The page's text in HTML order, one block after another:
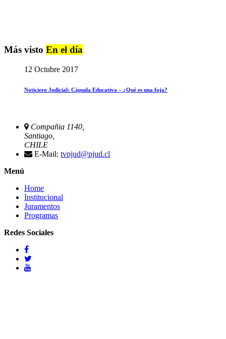
Más visto En el día
12 Octubre 2017
Noticiero Judicial: Cápsula Educativa – ¿Qué es una foja?
Compañia 1140,
Santiago,
CHILE
E-Mail: tvpjud@pjud.cl
Menú
Home
Institucional
Juramentos
Programas
Redes Sociales